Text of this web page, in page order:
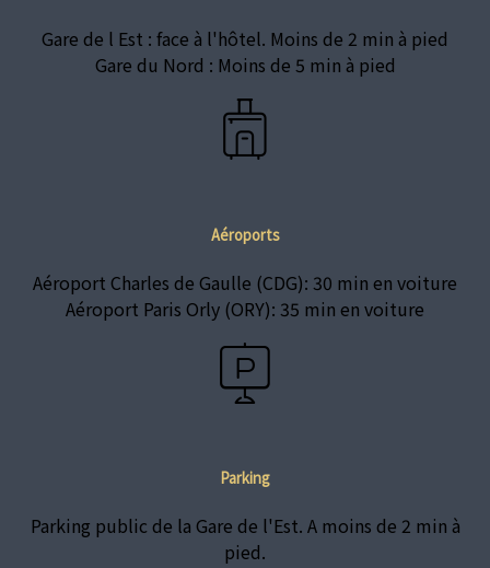
Gare de l Est : face à l'hôtel. Moins de 2 min à pied
Gare du Nord : Moins de 5 min à pied
Aéroports
Aéroport Charles de Gaulle (CDG): 30 min en voiture
Aéroport Paris Orly (ORY): 35 min en voiture
Parking
Parking public de la Gare de l'Est. A moins de 2 min à
pied.